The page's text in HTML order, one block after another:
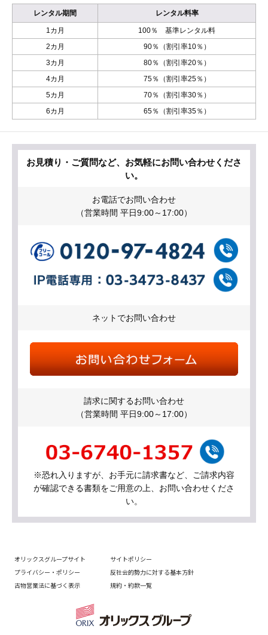
レンタル期間 レンタル料率
1カ月
100％ 基準レンタル料
2カ月
90％（割引率10％）
3カ月
80％（割引率20％）
4カ月
75％（割引率25％）
5カ月
70％（割引率30％）
6カ月
65％（割引率35％）
お見積り・ご質問など、お気軽にお問い合わせくださ
い。
お電話でお問い合わせ
（営業時間 平日9:00～17:00）
ネットでお問い合わせ
請求に関するお問い合わせ
（営業時間 平日9:00～17:00）
※恐れ入りますが、お手元に請求書など、ご請求内容
が確認できる書類をご用意の上、お問い合わせくださ
い。
オリックスグループサイト
サイトポリシー
プライバシー・ポリシー
反社会的勢力に対する基本方針
古物営業法に基づく表示
規約・約款一覧